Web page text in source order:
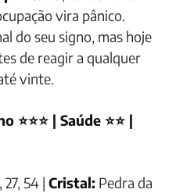
vira pânico.
do seu signo, mas hoje
de reagir a qualquer
vinte.
⭐⭐⭐ | Saúde ⭐⭐ |
27, 54 | Cristal: Pedra da